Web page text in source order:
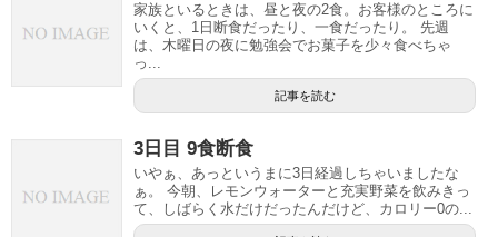
家族といるときは、昼と夜の2食。お客様のところに
いくと、1日断食だったり、一食だったり。 先週
は、木曜日の夜に勉強会でお菓子を少々食べちゃ
っ...
記事を読む
3日目 9食断食
いやぁ、あっというまに3日経過しちゃいましたな
ぁ。 今朝、レモンウォーターと充実野菜を飲みきっ
て、しばらく水だけだったんだけど、カロリー0の...